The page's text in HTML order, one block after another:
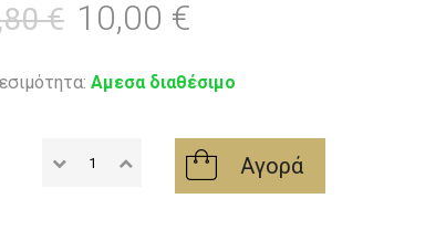
€ 10,00 €
Αμεσα διαθέσιμο
Αγορά